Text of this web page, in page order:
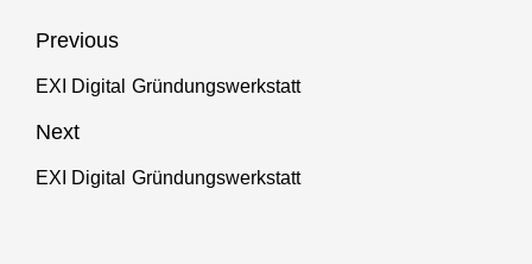
Beitragsnavigation
Previous
Previous
EXI Digital Gründungswerkstatt
Next
Next
EXI Digital Gründungswerkstatt